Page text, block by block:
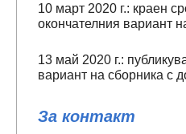
10 март 2020 г.: краен
окончателния вариант
13 май 2020 г.:
вариант на сборника с
За контакт